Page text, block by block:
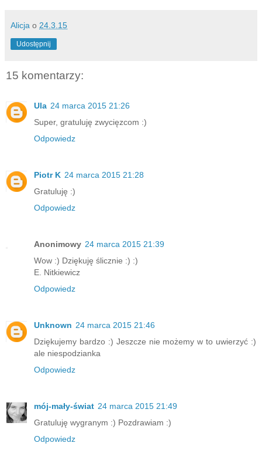
Alicja o 24.3.15
Udostępnij
15 komentarzy:
Ula 24 marca 2015 21:26
Super, gratuluję zwycięzcom :)
Odpowiedz
Piotr K 24 marca 2015 21:28
Gratuluję :)
Odpowiedz
Anonimowy 24 marca 2015 21:39
Wow :) Dziękuję ślicznie :) :)
E. Nitkiewicz
Odpowiedz
Unknown 24 marca 2015 21:46
Dziękujemy bardzo :) Jeszcze nie możemy w to uwierzyć :)
ale niespodzianka
Odpowiedz
mój-mały-świat 24 marca 2015 21:49
Gratuluję wygranym :) Pozdrawiam :)
Odpowiedz